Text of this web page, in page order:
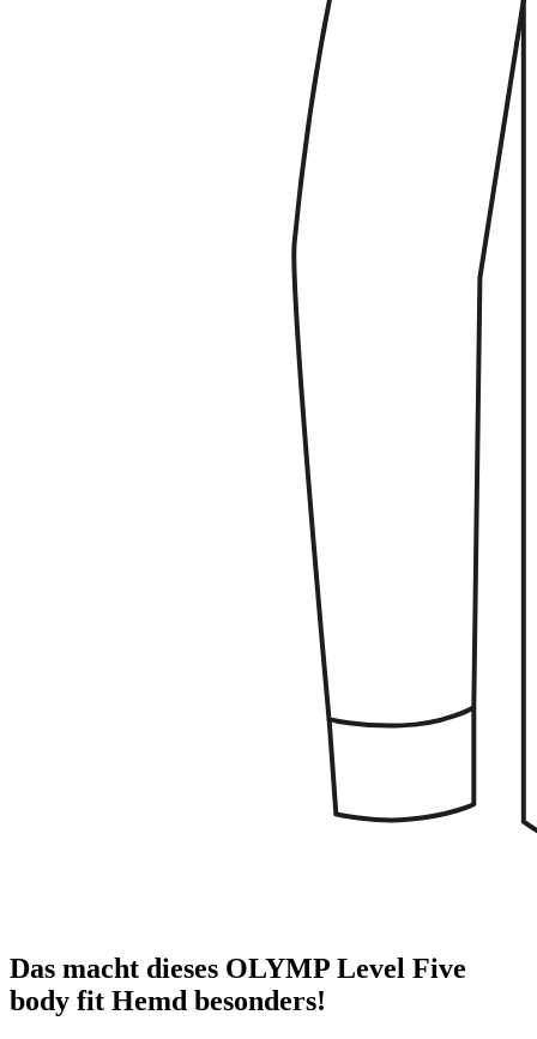
Das macht dieses OLYMP Level Five
body fit Hemd besonders!